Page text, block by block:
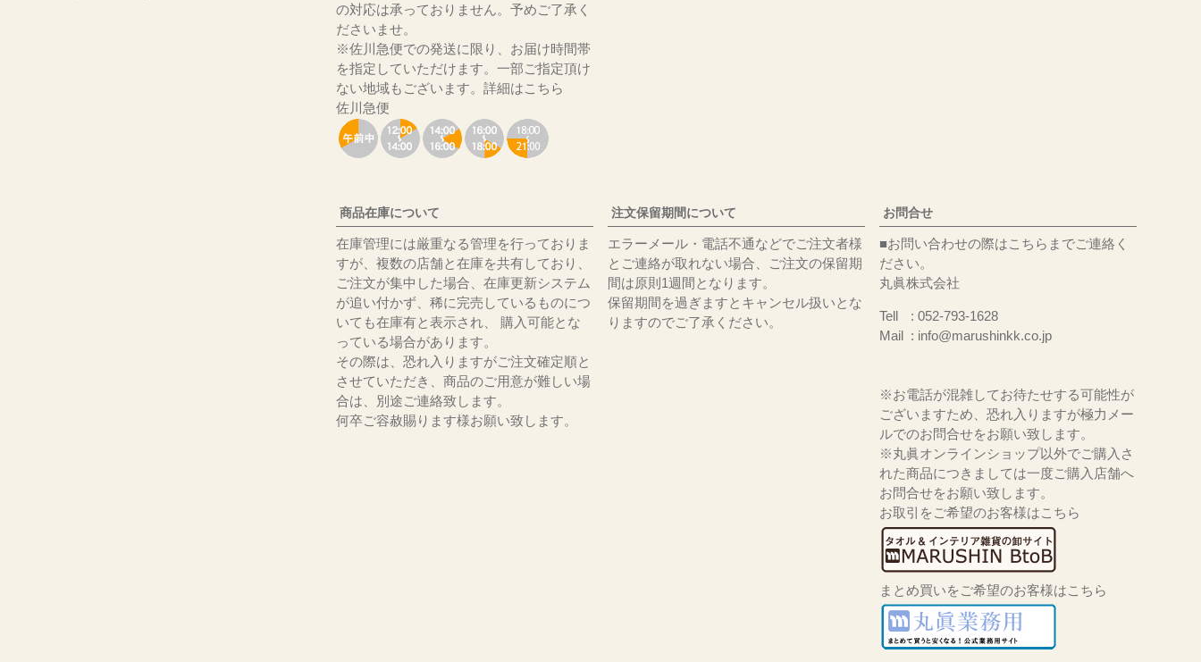
の対応は承っておりません。予めご了承く
ださいませ。
※佐川急便での発送に限り、お届け時間帯
を指定していただけます。一部ご指定頂け
ない地域もございます。 詳細はこちら
佐川急便
商品在庫について
在庫管理には厳重なる管理を行っておりま
すが、複数の店舗と在庫を共有しており、
ご注文が集中した場合、在庫更新システム
が追い付かず、稀に完売しているものにつ
いても在庫有と表示され、 購入可能とな
っている場合があります。
その際は、恐れ入りますがご注文確定順と
させていただき、商品のご用意が難しい場
合は、別途ご連絡致します。
何卒ご容赦賜ります様お願い致します。
注文保留期間について
エラーメール・電話不通などでご注文者様
とご連絡が取れない場合、ご注文の保留期
間は原則1週間となります。
保留期間を過ぎますとキャンセル扱いとな
りますのでご了承ください。
お問合せ
■お問い合わせの際はこちらまでご連絡く
ださい。
丸眞株式会社
Tell
052-793-1628
Mail
info@marushinkk.co.jp
※お電話が混雑してお待たせする可能性が
ございますため、恐れ入りますが極力メー
ルでのお問合せをお願い致します。
※丸眞オンラインショップ以外でご購入さ
れた商品につきましては一度ご購入店舗へ
お問合せをお願い致します。
お取引をご希望のお客様はこちら
まとめ買いをご希望のお客様はこちら